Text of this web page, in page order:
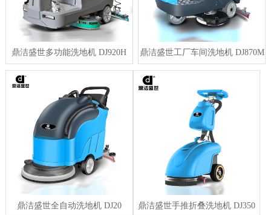
鼎洁盛世多功能洗地机 DJ920H 鼎洁盛世工厂车间洗地机 DJ870M
鼎洁盛世全自动洗地机 DJ20 鼎洁盛世手推折叠洗地机 DJ350